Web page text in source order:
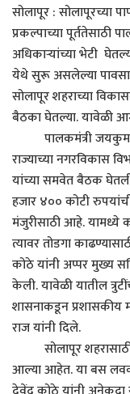
सोलापूर : सोलापूरच्या
प्रकल्पाच्या पूर्ततेसाठी
अधिकाऱ्यांच्या भेटी
येथे सुरू असलेल्या
सोलापूर शहराच्या
बैठका घेतल्या. यावेळी
पालकमंत्री जयकुमार
राज्याच्या नगरविकास
यांच्या समवेत बैठक
हजार ४०० कोटी
मंजुरीसाठी आहे. यामध्ये
त्यावर तोडगा
कोठे यांनी अप्पर मुख्य
केली. यावेळी यातील
शासनाकडून प्रशासकीय
राज यांनी दिले.
सोलापूर
आल्या आहेत. या बस